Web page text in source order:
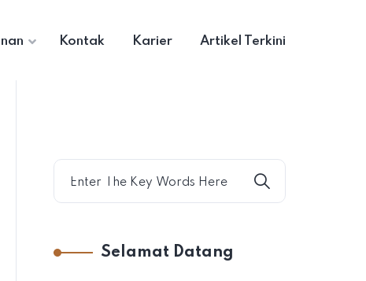
Kontak Karier Artikel Terkini
Selamat Datang